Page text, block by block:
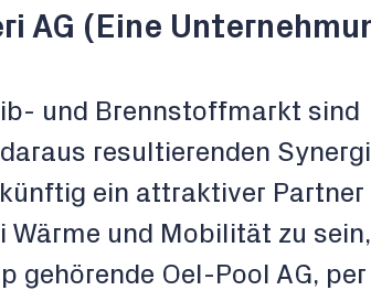
AG (Eine
und Brennstoffmarkt sind
resultierenden
ein attraktiver Partner
Wärme und Mobilität zu
gehörende Oel-Pool AG, per